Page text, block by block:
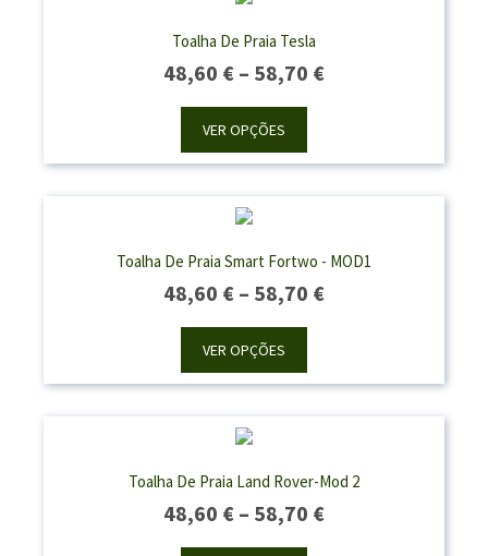
Toalha De Praia Tesla
48,60 € – 58,70 €Price
Through
VER OPÇÕES
Toalha De Praia Smart Fortwo - MOD1
48,60 € – 58,70 €Price
Through
VER OPÇÕES
Toalha De Praia Land Rover-Mod 2
48,60 € – 58,70 €Price